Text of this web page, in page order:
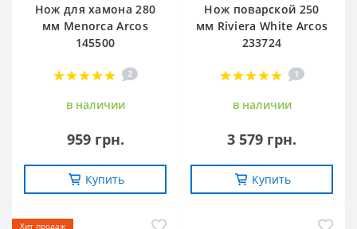
Нож для хамона 280
мм Menorca Arcos
145500
2
в наличии
959 грн.
Купить
Нож поварской 250
мм Riviera White Arcos
233724
1
в наличии
3 579 грн.
Купить
Хит продаж